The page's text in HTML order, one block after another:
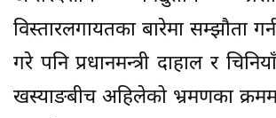
विस्तारलगायतका बारेमा सम्झौता
गरे पनि प्रधानमन्त्री दाहाल र
खस्याङबीच अहिलेको भ्रमणका